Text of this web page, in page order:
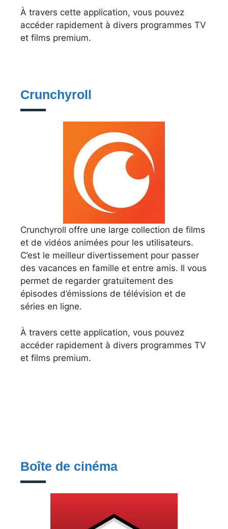
À travers cette application, vous pouvez
accéder rapidement à divers programmes TV
et films premium.
Crunchyroll
Crunchyroll offre une large collection de films
et de vidéos animées pour les utilisateurs.
C’est le meilleur divertissement pour passer
des vacances en famille et entre amis. Il vous
permet de regarder gratuitement des
épisodes d’émissions de télévision et de
séries en ligne.
À travers cette application, vous pouvez
accéder rapidement à divers programmes TV
et films premium.
Boîte de cinéma